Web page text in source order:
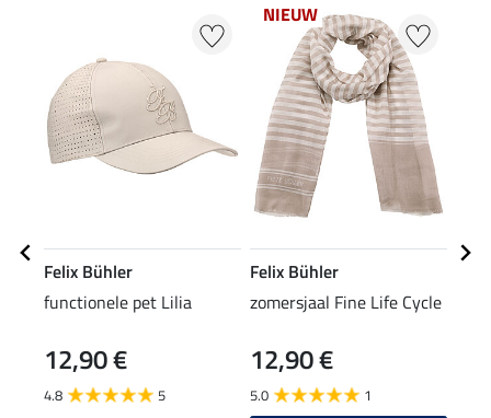
Felix Bühler
functionele pet Lilia
12,90 €
4.8 5
NIEUW
Felix Bühler
zomersjaal Fine Life Cycle
12,90 €
5.0 1